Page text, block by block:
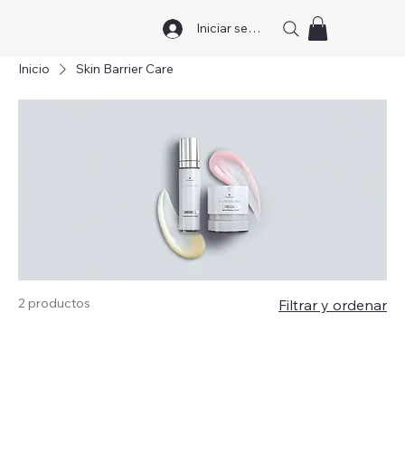
Iniciar sesión
Inicio Skin Barrier Care
2 productos Filtrar y ordenar